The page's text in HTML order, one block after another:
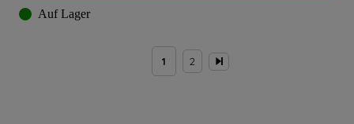
Auf Lager
1 2